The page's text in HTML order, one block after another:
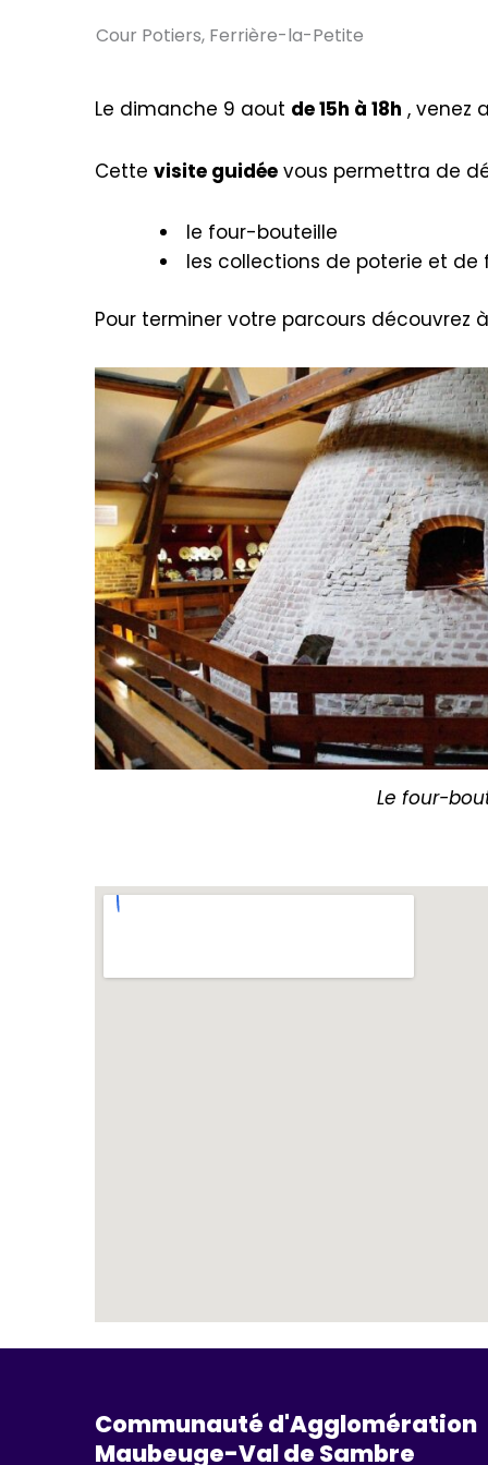
Cour Potiers, Ferrière-la-Petite
Le dimanche 9 aout de 15h à 18h , venez
Cette visite guidée vous permettra de
le four-bouteille
les collections de poterie et
Pour terminer votre parcours découvrez
Le four-
Communauté d'Agglomération
Maubeuge-Val de Sambre